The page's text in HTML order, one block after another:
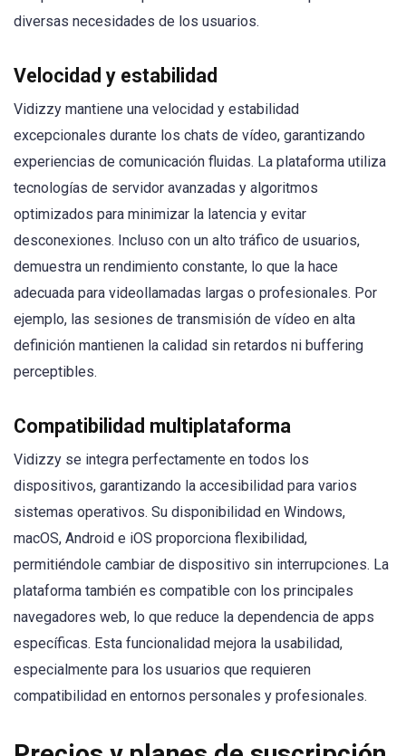
diversas necesidades de los usuarios.
Velocidad y estabilidad
Vidizzy mantiene una velocidad y estabilidad
excepcionales durante los chats de vídeo, garantizando
experiencias de comunicación fluidas. La plataforma utiliza
tecnologías de servidor avanzadas y algoritmos
optimizados para minimizar la latencia y evitar
desconexiones. Incluso con un alto tráfico de usuarios,
demuestra un rendimiento constante, lo que la hace
adecuada para videollamadas largas o profesionales. Por
ejemplo, las sesiones de transmisión de vídeo en alta
definición mantienen la calidad sin retardos ni buffering
perceptibles.
Compatibilidad multiplataforma
Vidizzy se integra perfectamente en todos los
dispositivos, garantizando la accesibilidad para varios
sistemas operativos. Su disponibilidad en Windows,
macOS, Android e iOS proporciona flexibilidad,
permitiéndole cambiar de dispositivo sin interrupciones. La
plataforma también es compatible con los principales
navegadores web, lo que reduce la dependencia de apps
específicas. Esta funcionalidad mejora la usabilidad,
especialmente para los usuarios que requieren
compatibilidad en entornos personales y profesionales.